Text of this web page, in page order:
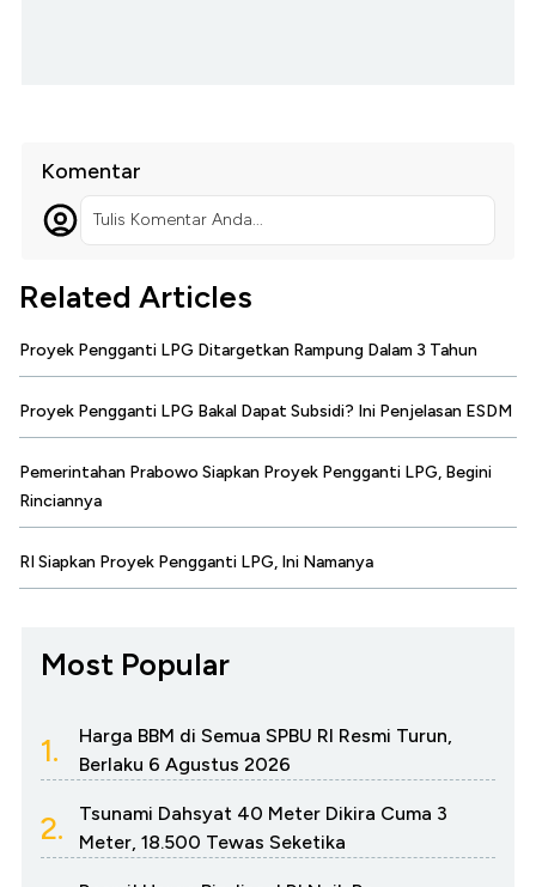
Komentar
Tulis Komentar Anda...
Related Articles
Proyek Pengganti LPG Ditargetkan Rampung Dalam 3 Tahun
Proyek Pengganti LPG Bakal Dapat Subsidi? Ini Penjelasan ESDM
Pemerintahan Prabowo Siapkan Proyek Pengganti LPG, Begini
Rinciannya
RI Siapkan Proyek Pengganti LPG, Ini Namanya
Most Popular
1.
Harga BBM di Semua SPBU RI Resmi Turun,
Berlaku 6 Agustus 2026
2.
Tsunami Dahsyat 40 Meter Dikira Cuma 3
Meter, 18.500 Tewas Seketika